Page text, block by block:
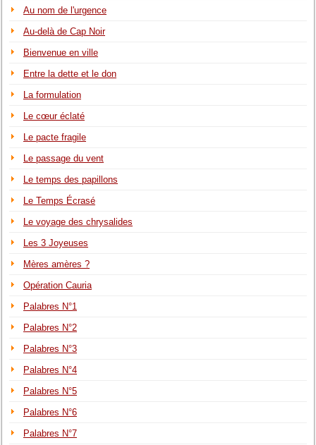
Au nom de l'urgence
Au-delà de Cap Noir
Bienvenue en ville
Entre la dette et le don
La formulation
Le cœur éclaté
Le pacte fragile
Le passage du vent
Le temps des papillons
Le Temps Écrasé
Le voyage des chrysalides
Les 3 Joyeuses
Mères amères ?
Opération Cauria
Palabres N°1
Palabres N°2
Palabres N°3
Palabres N°4
Palabres N°5
Palabres N°6
Palabres N°7